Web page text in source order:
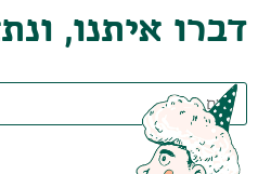
דברו איתנו,